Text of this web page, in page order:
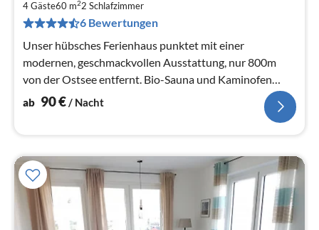
4 Gäste60 m22 Schlafzimmer
6 Bewertungen
Unser hübsches Ferienhaus punktet mit einer
modernen, geschmackvollen Ausstattung, nur 800m
von der Ostsee entfernt. Bio-Sauna und Kaminofen
sorgen für wohlige Wärme!
ab 90€/ Nacht